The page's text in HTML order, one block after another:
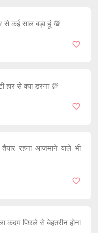
से कई साल बड़ा हूं 💯
हार से क्या डरना 💯
तैयार रहना आजमाने वाले भी
कदम पिछले से बेहतरीन होना